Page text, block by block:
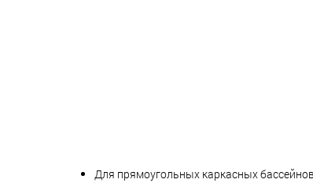
Для прямоугольных каркасных